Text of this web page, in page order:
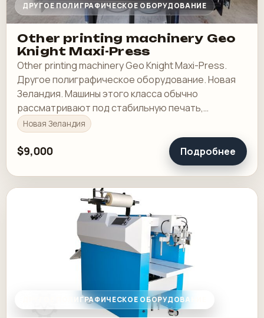
ДРУГОЕ ПОЛИГРАФИЧЕСКОЕ ОБОРУДОВАНИЕ
Other printing machinery Geo
Knight Maxi-Press
Other printing machinery Geo Knight Maxi-Press.
Другое полиграфическое оборудование. Новая
Зеландия. Машины этого класса обычно
рассматривают под стабильную печать,
понятную приладку и рабочую загрузку в смене.
Новая Зеландия
$9,000 Подробнее
ДРУГОЕ ПОЛИГРАФИЧЕСКОЕ ОБОРУДОВАНИЕ